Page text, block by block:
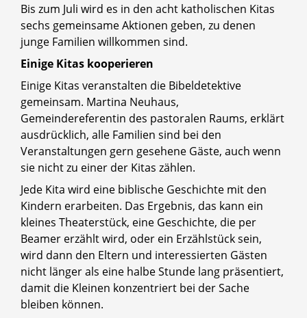
Bis zum Juli wird es in den acht katholischen Kitas
sechs gemeinsame Aktionen geben, zu denen
junge Familien willkommen sind.
Einige Kitas kooperieren
Einige Kitas veranstalten die Bibeldetektive
gemeinsam. Martina Neuhaus,
Gemeindereferentin des pastoralen Raums, erklärt
ausdrücklich, alle Familien sind bei den
Veranstaltungen gern gesehene Gäste, auch wenn
sie nicht zu einer der Kitas zählen.
Jede Kita wird eine biblische Geschichte mit den
Kindern erarbeiten. Das Ergebnis, das kann ein
kleines Theaterstück, eine Geschichte, die per
Beamer erzählt wird, oder ein Erzählstück sein,
wird dann den Eltern und interessierten Gästen
nicht länger als eine halbe Stunde lang präsentiert,
damit die Kleinen konzentriert bei der Sache
bleiben können.